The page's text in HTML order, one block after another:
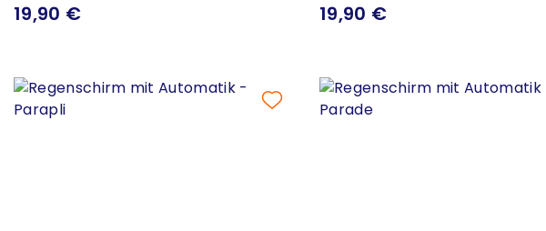
19,90 € 19,90 €